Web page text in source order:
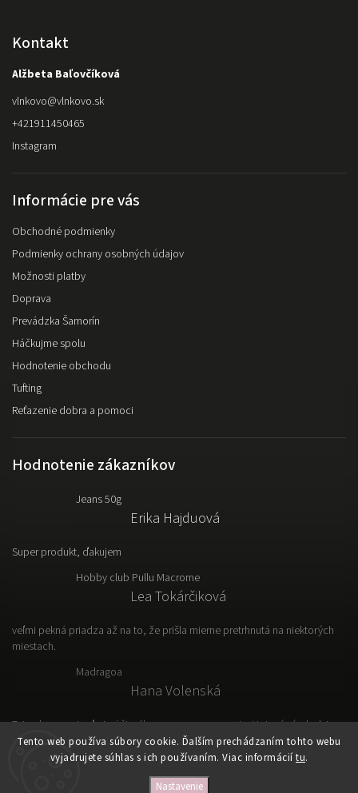
Tento web používa súbory cookie. Ďalším prechádzaním tohto webu
vyjadrujete súhlas s ich používaním. Viac informácií tu.
Nastavenie
Kontakt
Alžbeta Baľovčíková
vlnkovo@vlnkovo.sk
+421911450465
Instagram
Informácie pre vás
Obchodné podmienky
Podmienky ochrany osobných údajov
Možnosti platby
Doprava
Prevádzka Šamorín
Háčkujme spolu
Hodnotenie obchodu
Tufting
Reťazenie dobra a pomoci
Hodnotenie zákazníkov
Jeans 50g
Erika Hajduová
Super produkt, ďakujem
Hobby club Pullu Macrome
Lea Tokárčiková
veľmi pekná priadza až na to, že prišla mierne pretrhnutá na niektorých
miestach.
Madragoa
Hana Volenská
Tato vlna sa mi veľmi páči, výborne sa s nou pracuje. Hotový výrobok je
ľahký, vzdušný a prakticky.